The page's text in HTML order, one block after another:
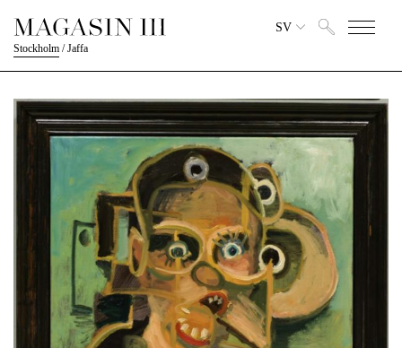
Stockholm /Jaffa
SV